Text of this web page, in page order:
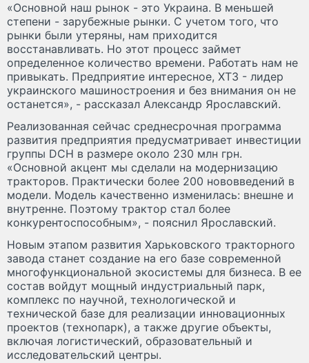
«Основной наш рынок - это Украина. В меньшей
степени - зарубежные рынки. С учетом того, что
рынки были утеряны, нам приходится
восстанавливать. Но этот процесс займет
определенное количество времени. Работать нам не
привыкать. Предприятие интересное, ХТЗ - лидер
украинского машиностроения и без внимания он не
останется», - рассказал Александр Ярославский.
Реализованная сейчас среднесрочная программа
развития предприятия предусматривает инвестиции
группы DCH в размере около 230 млн грн.
«Основной акцент мы сделали на модернизацию
тракторов. Практически более 200 нововведений в
модели. Модель качественно изменилась: внешне и
внутренне. Поэтому трактор стал более
конкурентоспособным», - пояснил Ярославский.
Новым этапом развития Харьковского тракторного
завода станет создание на его базе современной
многофункциональной экосистемы для бизнеса. В ее
состав войдут мощный индустриальный парк,
комплекс по научной, технологической и
технической базе для реализации инновационных
проектов (технопарк), а также другие объекты,
включая логистический, образовательный и
исследовательский центры.